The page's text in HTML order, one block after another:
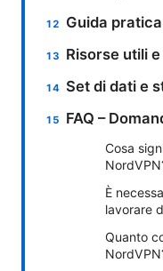
Guida
Risorse utili
Set di dati e
FAQ –
Cosa
È
lavorare
Quanto